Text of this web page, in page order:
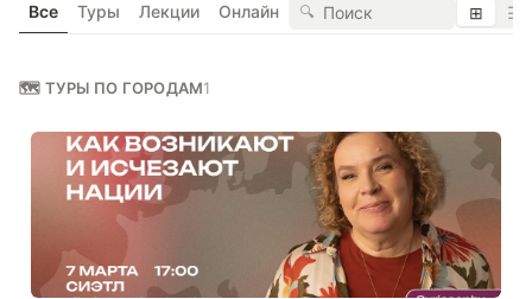
Все Туры Лекции Онлайн 🔍 ⊞ ☰
🗺 ТУРЫ ПО ГОРОДАМ1